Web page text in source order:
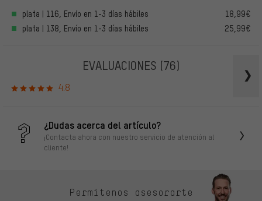
plata | 116, Envío en 1-3 días hábiles
18,99€
plata | 138, Envío en 1-3 días hábiles
25,99€
EVALUACIONES (76)
4.8
¿Dudas acerca del artículo?
¡Contacta ahora con nuestro servicio de atención al
cliente!
Permítenos asesorarte